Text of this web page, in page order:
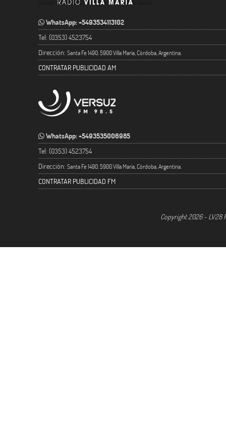
WhatsApp: +5493534113102
Tel: (0353) 4523754
Dirección: Santa Fe 1490. 5900 Villa María, Córdoba, Argentina.
CONTRATAR PUBLICIDAD AM
WhatsApp: +5493535006985
Tel: (0353) 4523754
Dirección: Santa Fe 1490. 5900 Villa María, Córdoba, Argentina.
CONTRATAR PUBLICIDAD FM
Copyright 2026 - LV28